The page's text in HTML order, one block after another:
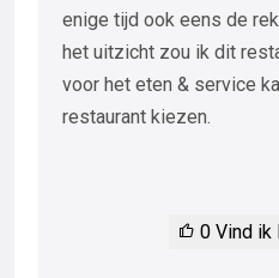
enige tijd ook eens de
het uitzicht zou ik dit
voor het eten & service
restaurant kiezen.
0 Vind ik